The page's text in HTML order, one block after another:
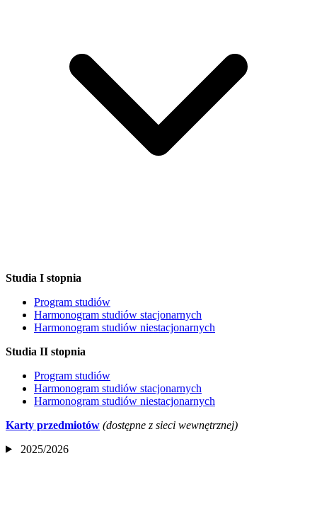
Studia I stopnia
Program studiów
Harmonogram studiów stacjonarnych
Harmonogram studiów niestacjonarnych
Studia II stopnia
Program studiów
Harmonogram studiów stacjonarnych
Harmonogram studiów niestacjonarnych
Karty przedmiotów (dostępne z sieci wewnętrznej)
2025/2026